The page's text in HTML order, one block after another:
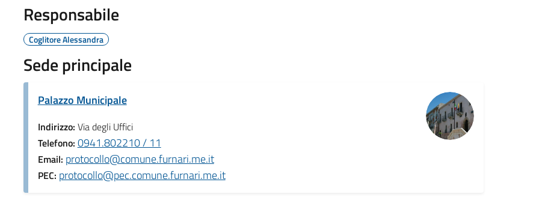
Responsabile
Coglitore Alessandra
Sede principale
Palazzo Municipale
Indirizzo: Via degli Uffici
Telefono: 0941.802210 / 11
Email: protocollo@comune.furnari.me.it
PEC: protocollo@pec.comune.furnari.me.it